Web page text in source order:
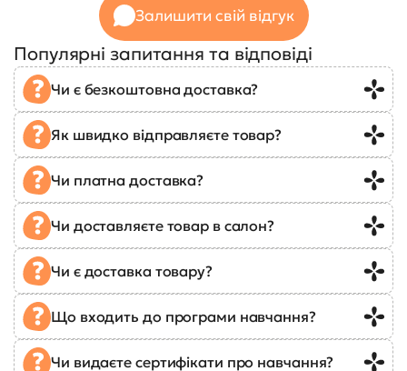
Залишити свій відгук
Популярні запитання та відповіді
Чи є безкоштовна доставка?
Як швидко відправляєте товар?
Чи платна доставка?
Чи доставляєте товар в салон?
Чи є доставка товару?
Що входить до програми навчання?
Чи видаєте сертифікати про навчання?